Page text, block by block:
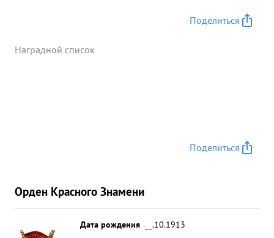
Поделиться
Наградной список
Поделиться
Орден Красного Знамени
Дата рождения
__.10.1913